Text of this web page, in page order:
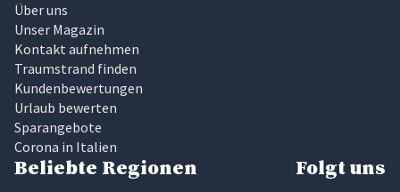
Über uns
Unser Magazin
Kontakt aufnehmen
Traumstrand finden
Kundenbewertungen
Urlaub bewerten
Sparangebote
Corona in Italien
Beliebte Regionen Folgt uns